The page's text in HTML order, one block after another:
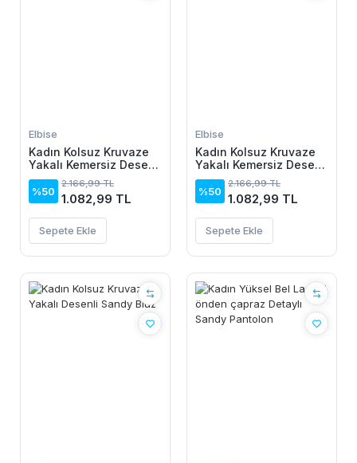
Elbise
Kadın Kolsuz Kruvaze
Yakalı Kemersiz Desenli
Uzun Süprem Elbise
%50
2.166,99 TL
1.082,99 TL
Sepete Ekle
Elbise
Kadın Kolsuz Kruvaze
Yakalı Kemersiz Desenli
Uzun Süprem Elbise
%50
2.166,99 TL
1.082,99 TL
Sepete Ekle